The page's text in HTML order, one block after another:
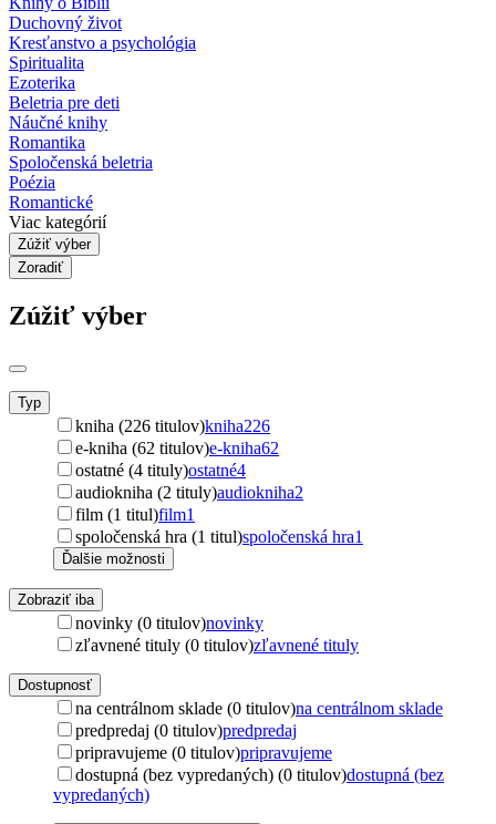
Duchovný život
Kresťanstvo a psychológia
Spiritualita
Ezoterika
Beletria pre deti
Náučné knihy
Romantika
Spoločenská beletria
Poézia
Romantické
Viac kategórií
Zúžiť výber
Zoradiť
Zúžiť výber
Typ
kniha (226 titulov)kniha226
e-kniha (62 titulov)e-kniha62
ostatné (4 tituly)ostatné4
audiokniha (2 tituly)audiokniha2
film (1 titul)film1
spoločenská hra (1 titul)spoločenská hra1
Ďalšie možnosti
Zobraziť iba
novinky (0 titulov)novinky
zľavnené tituly (0 titulov)zľavnené tituly
Dostupnosť
na centrálnom sklade (0 titulov)na centrálnom sklade
predpredaj (0 titulov)predpredaj
pripravujeme (0 titulov)pripravujeme
dostupná (bez vypredaných) (0 titulov)dostupná (bez
vypredaných)